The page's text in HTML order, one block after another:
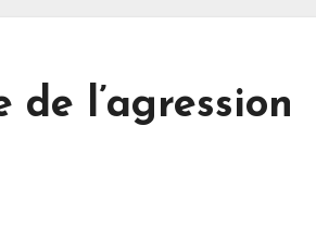
l’agression